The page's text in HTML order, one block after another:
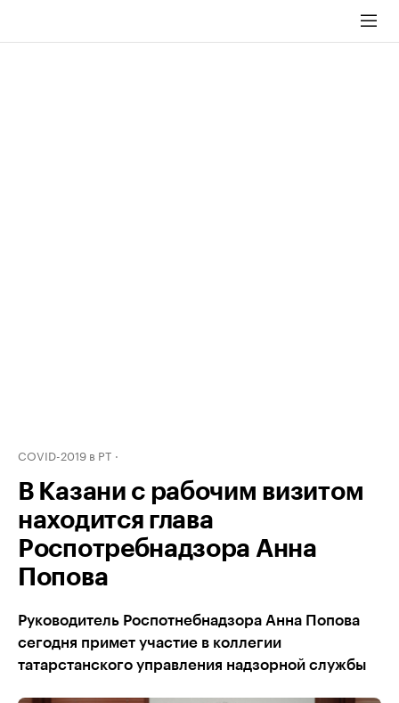
COVID-2019 в РТ
В Казани с рабочим визитом
находится глава
Роспотребнадзора Анна
Попова
Руководитель Роспотнебнадзора Анна Попова
сегодня примет участие в коллегии
татарстанского управления надзорной службы